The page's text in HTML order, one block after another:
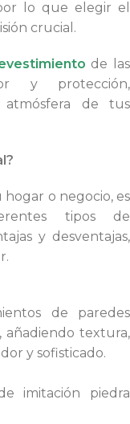
lo que elegir el
crucial.
de las
y protección,
de tus
o negocio, es
tipos de
y desventajas,
de paredes
añadiendo textura,
y sofisticado.
imitación piedra